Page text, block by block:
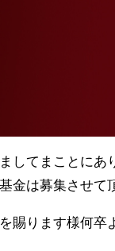
てまことにあ
金は募集させて
ります様何卒